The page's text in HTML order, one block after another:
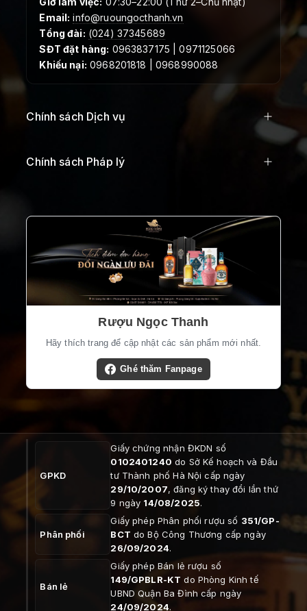
Email: info@ruoungocthanh.vn
Tổng đài: (024) 37345689
SĐT đặt hàng: 0963837175 | 0971125066
Khiếu nại: 0968201818 | 0968990088
Chính sách Dịch vụ
Chính sách Pháp lý
Rượu Ngọc Thanh
Hãy thích trang để cập nhật các sản phẩm mới nhất.
Ghé thăm Fanpage
GPKD
Giấy chứng nhận ĐKDN số
0102401240 do Sở Kế hoạch và Đầu
tư Thành phố Hà Nội cấp ngày
29/10/2007, đăng ký thay đổi lần thứ
9 ngày 14/08/2025.
Phân phối
Giấy phép Phân phối rượu số 351/GP-
BCT do Bộ Công Thương cấp ngày
26/09/2024.
Bán lẻ
Giấy phép Bán lẻ rượu số
149/GPBLR-KT do Phòng Kinh tế
UBND Quận Ba Đình cấp ngày
24/09/2024.